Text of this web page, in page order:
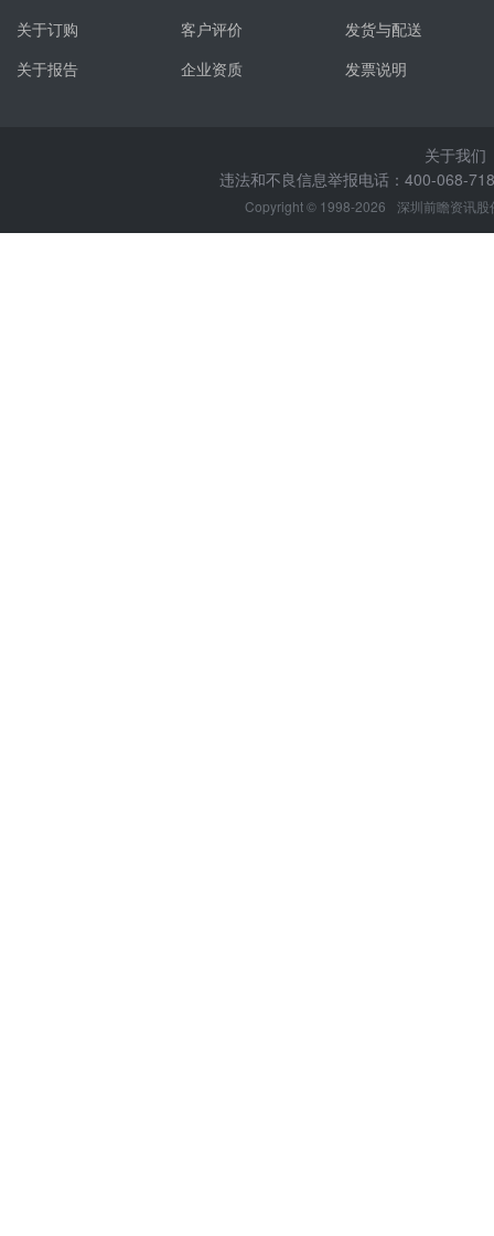
关于订购
关于报告
客户评价
企业资质
发货与配送
发票说明
关于我们
违法和不良信息举报电话：400-068-
Copyright © 1998-2026 深圳前瞻资讯股